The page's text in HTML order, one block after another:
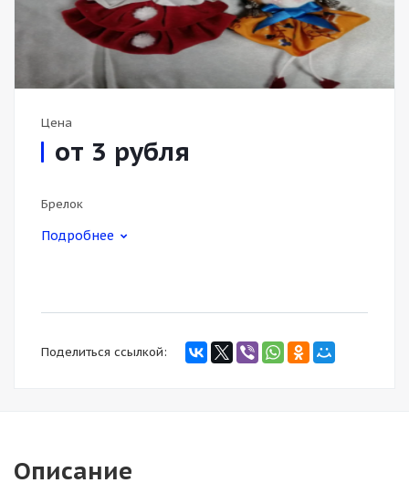
Цена
от 3 рубля
Брелок
Подробнее
Поделиться ссылкой:
Описание